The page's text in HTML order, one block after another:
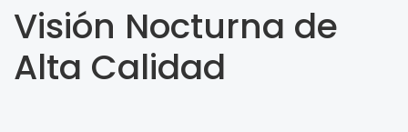
Visión Nocturna de
Alta Calidad